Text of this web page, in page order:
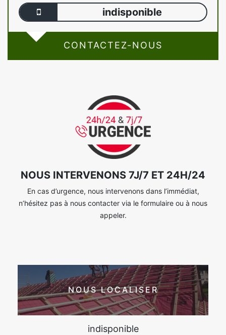
indisponible
CONTACTEZ-NOUS
NOUS INTERVENONS 7J/7 ET 24H/24
En cas d’urgence, nous intervenons dans l’immédiat,
n’hésitez pas à nous contacter via le formulaire ou à nous
appeler.
NOUS LOCALISER
indisponible